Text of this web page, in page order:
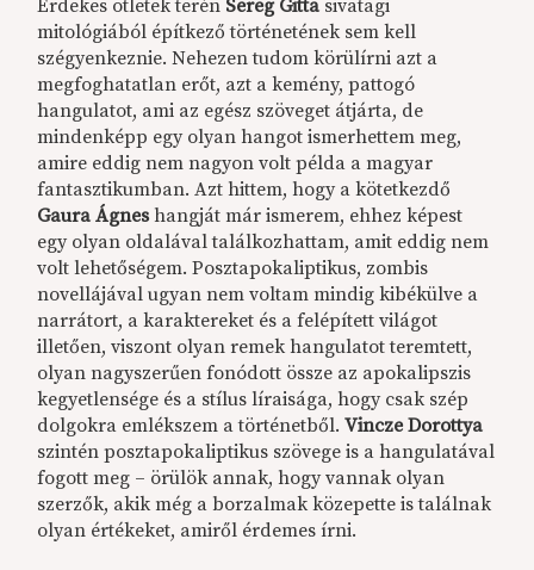
Érdekes ötletek terén Sereg Gitta sivatagi
mitológiából építkező történetének sem kell
szégyenkeznie. Nehezen tudom körülírni azt a
megfoghatatlan erőt, azt a kemény, pattogó
hangulatot, ami az egész szöveget átjárta, de
mindenképp egy olyan hangot ismerhettem meg,
amire eddig nem nagyon volt példa a magyar
fantasztikumban. Azt hittem, hogy a kötetkezdő
Gaura Ágneshangját már ismerem, ehhez képest
egy olyan oldalával találkozhattam, amit eddig nem
volt lehetőségem. Posztapokaliptikus, zombis
novellájával ugyan nem voltam mindig kibékülve a
narrátort, a karaktereket és a felépített világot
illetően, viszont olyan remek hangulatot teremtett,
olyan nagyszerűen fonódott össze az apokalipszis
kegyetlensége és a stílus líraisága, hogy csak szép
dolgokra emlékszem a történetből.Vincze Dorottya
szintén posztapokaliptikus szövege is a hangulatával
fogott meg – örülök annak, hogy vannak olyan
szerzők, akik még a borzalmak közepette is találnak
olyan értékeket, amiről érdemes írni.